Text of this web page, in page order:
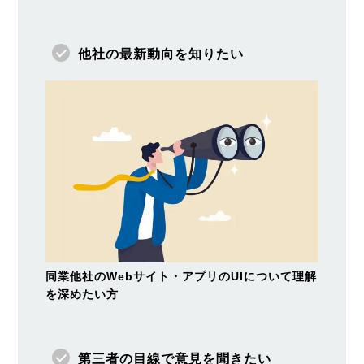
他社の最新動向を知りたい
同業他社のWebサイト・アプリのUIについて理解
を深めたい方
第三者の目線で意見を聞きたい